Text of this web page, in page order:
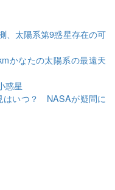
、太陽系第9惑星存在の可
かなたの太陽系の最遠天
惑星
はいつ？ NASAが疑問に